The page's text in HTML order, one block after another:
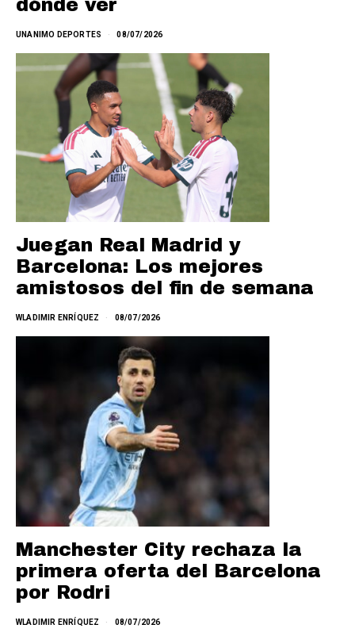
dónde ver
UNANIMO DEPORTES 08/07/2026
Juegan Real Madrid y
Barcelona: Los mejores
amistosos del fin de semana
WLADIMIR ENRÍQUEZ 08/07/2026
Manchester City rechaza la
primera oferta del Barcelona
por Rodri
WLADIMIR ENRÍQUEZ 08/07/2026